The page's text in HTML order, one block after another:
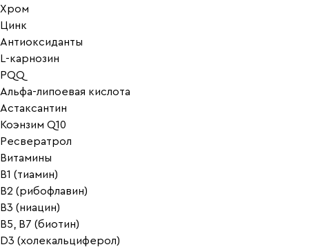
Хром
Цинк
Антиоксиданты
L-карнозин
PQQ
Альфа-липоевая кислота
Астаксантин
Коэнзим Q10
Ресвератрол
Витамины
B1 (тиамин)
B2 (рибофлавин)
B3 (ниацин)
B5, B7 (биотин)
D3 (холекальциферол)